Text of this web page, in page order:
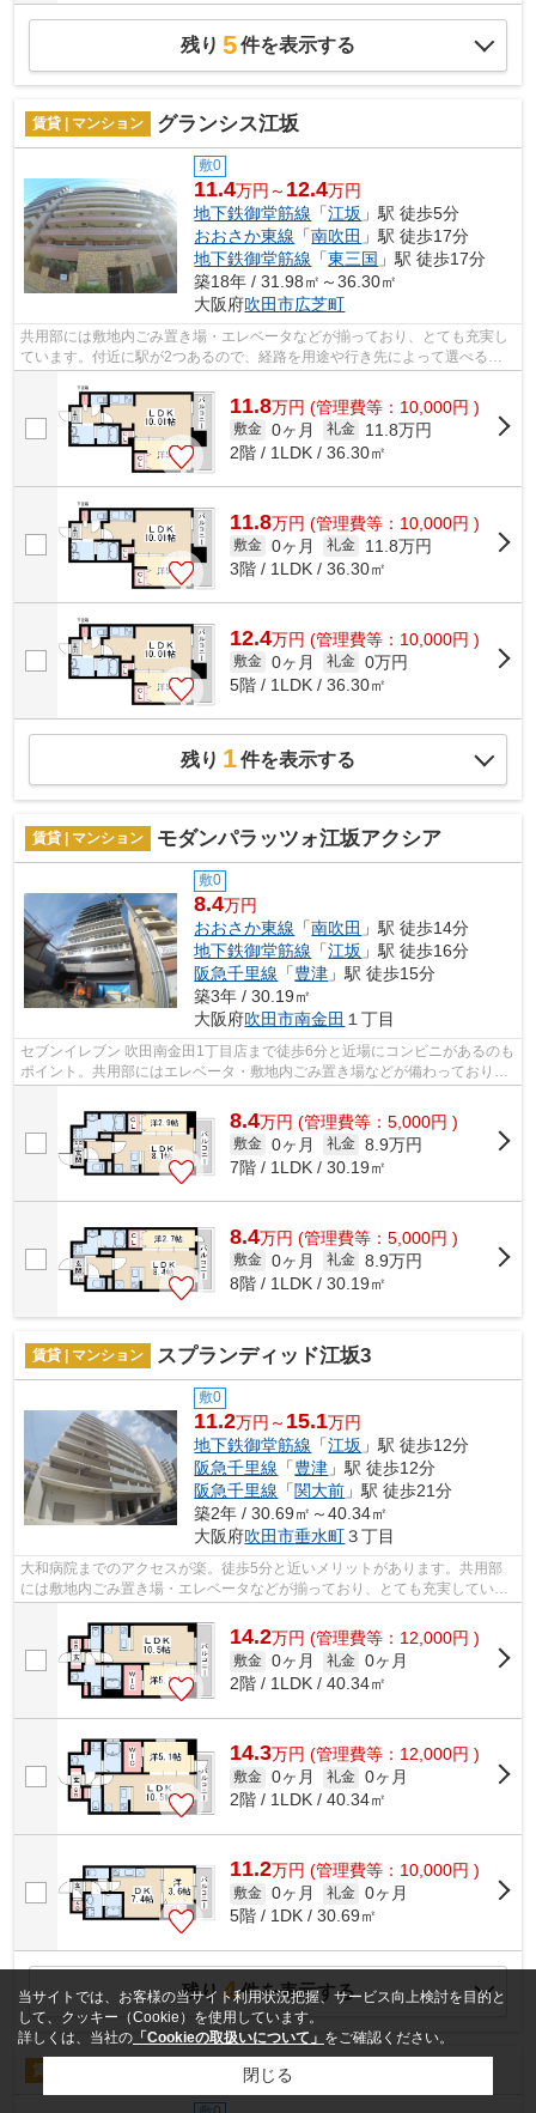
残り 5件を表示する
賃貸 | マンション グランシス江坂
敷0
11.4万円～ 12.4万円
地下鉄御堂筋線 「江坂 」駅 徒歩5分
おおさか東線 「南吹田 」駅 徒歩17分
地下鉄御堂筋線 「東三国 」駅 徒歩17分
築18年 / 31.98㎡～36.30㎡
大阪府吹田市広芝町
共用部には敷地内ごみ置き場・エレベータなどが揃っており、とても充実し
ています。付近に駅が2つあるので、経路を用途や行き先によって選べる物
11.8万円 (管理費等：10,000円 )
敷金 0ヶ月 礼金
11.8万円
2階 / 1LDK / 36.30㎡
11.8万円 (管理費等：10,000円 )
敷金 0ヶ月 礼金
11.8万円
3階 / 1LDK / 36.30㎡
12.4万円 (管理費等：10,000円 )
敷金 0ヶ月 礼金 0万円
5階 / 1LDK / 36.30㎡
残り 1件を表示する
賃貸 | マンション モダンパラッツォ江坂アクシア
敷0
8.4万円
おおさか東線 「南吹田 」駅 徒歩14分
地下鉄御堂筋線 「江坂 」駅 徒歩16分
阪急千里線 「豊津 」駅 徒歩15分
築3年 / 30.19㎡
大阪府吹田市南金田 １丁目
セブンイレブン 吹田南金田1丁目店まで徒歩6分と近場にコンビニがあるのも
ポイント。共用部にはエレベータ・敷地内ごみ置き場などが備わっておりと
8.4万円 (管理費等：5,000円 )
敷金 0ヶ月 礼金 8.9万円
7階 / 1LDK / 30.19㎡
8.4万円 (管理費等：5,000円 )
敷金 0ヶ月 礼金 8.9万円
8階 / 1LDK / 30.19㎡
賃貸 | マンション スプランディッド江坂3
敷0
11.2万円～ 15.1万円
地下鉄御堂筋線 「江坂 」駅 徒歩12分
阪急千里線 「豊津 」駅 徒歩12分
阪急千里線 「関大前 」駅 徒歩21分
築2年 / 30.69㎡～40.34㎡
大阪府吹田市垂水町３丁目
大和病院までのアクセスが楽。徒歩5分と近いメリットがあります。共用部
には敷地内ごみ置き場・エレベータなどが揃っており、とても充実していま
す。近くに2駅ある、アクセスが良い物...
14.2万円 (管理費等：12,000円 )
敷金 0ヶ月 礼金 0ヶ月
2階 / 1LDK / 40.34㎡
14.3万円 (管理費等：12,000円 )
敷金 0ヶ月 礼金 0ヶ月
2階 / 1LDK / 40.34㎡
11.2万円 (管理費等：10,000円 )
敷金 0ヶ月 礼金 0ヶ月
5階 / 1DK / 30.69㎡
残り 4件を表示する
賃貸 | マンション アルポルト
当サイトでは、お客様の当サイト利用状況把握、サービス向上検討を目的と
して、クッキー（Cookie）を使用しています。
詳しくは、当社の 「Cookieの取扱いについて」 をご確認ください。
閉じる